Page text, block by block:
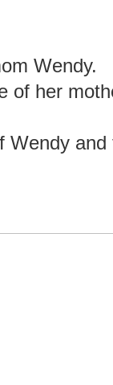
Wendy.
of her
Wendy